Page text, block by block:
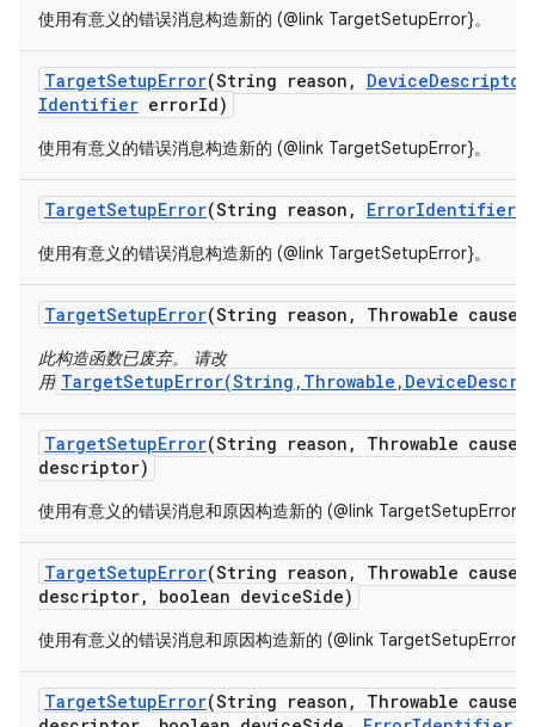
使用有意义的错误消息构造新的 (@link TargetSetupError}。
TargetSetupError(String reason , DeviceDescriptor
Identifier errorId)
使用有意义的错误消息构造新的 (@link TargetSetupError}。
TargetSetupError(String reason , ErrorIdentifier
使用有意义的错误消息构造新的 (@link TargetSetupError}。
TargetSetupError(String reason , Throwable cause)
此构造函数已废弃。 请改
用
TargetSetupError(String reason , Throwable cause
descriptor)
使用有意义的错误消息和原因构造新的 (@link TargetSetupError}
TargetSetupError(String reason , Throwable cause
descriptor, boolean deviceSide)
使用有意义的错误消息和原因构造新的 (@link TargetSetupError}
TargetSetupError(String reason , Throwable cause